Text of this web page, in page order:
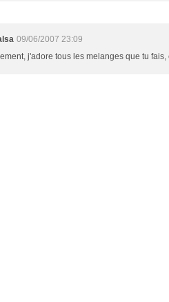
09/06/2007 23:09
j'adore tous les melanges que tu